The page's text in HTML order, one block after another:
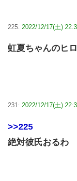
225: 2022/12/17(土)
虹夏ちゃんのヒ
231: 2022/12/17(土)
>>225
絶対彼氏おるわ